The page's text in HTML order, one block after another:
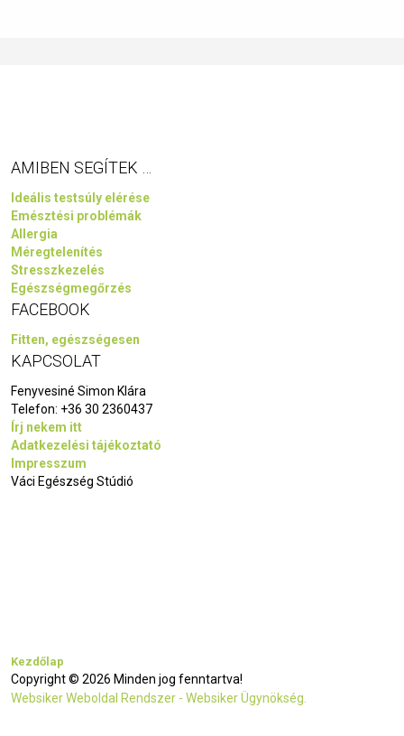
AMIBEN SEGÍTEK …
Ideális testsúly elérése
Emésztési problémák
Allergia
Méregtelenítés
Stresszkezelés
Egészségmegőrzés
FACEBOOK
Fitten, egészségesen
KAPCSOLAT
Fenyvesiné Simon Klára
Telefon: +36 30 2360437
Írj nekem itt
Adatkezelési tájékoztató
Impresszum
Váci Egészség Stúdió
Kezdőlap
Copyright © 2026 Minden jog fenntartva!
Websiker Weboldal Rendszer - Websiker Ügynökség.